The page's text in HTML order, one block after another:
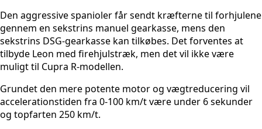
Den aggressive spanioler får sendt kræfterne til forhjulene
gennem en sekstrins manuel gearkasse, mens den
sekstrins DSG-gearkasse kan tilkøbes. Det forventes at
tilbyde Leon med firehjulstræk, men det vil ikke være
muligt til Cupra R-modellen.
Grundet den mere potente motor og vægtreducering vil
accelerationstiden fra 0-100 km/t være under 6 sekunder
og topfarten 250 km/t.